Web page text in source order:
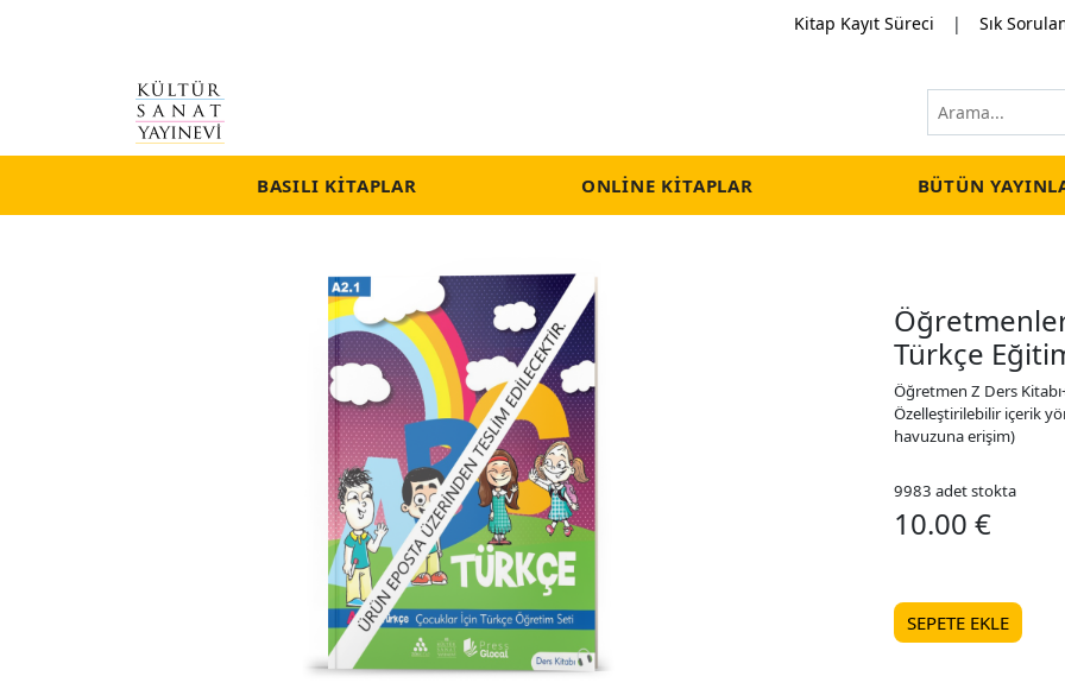
Kitap Kayıt Süreci | Sık
BASILI KITAPLAR ONLINE KITAPLAR BÜTÜN
Türkçe
Öğretmen Z Ders
Özelleştirilebilir içerik
havuzuna erişim)
9983 adet stokta
10.00 €
SEPETE EKLE